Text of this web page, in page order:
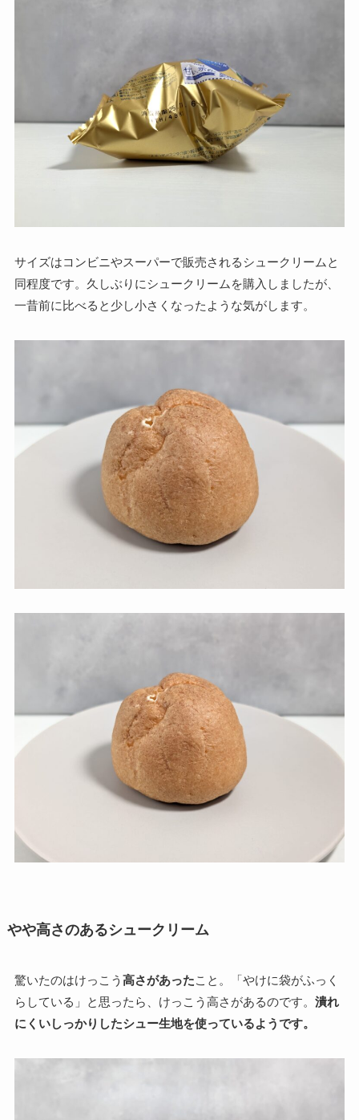
サイズはコンビニやスーパーで販売されるシュークリームと
同程度です。久しぶりにシュークリームを購入しましたが、
一昔前に比べると少し小さくなったような気がします。
やや高さのあるシュークリーム
驚いたのはけっこう 高さがあったこと。「やけに袋がふっく
らしている」と思ったら、けっこう高さがあるのです。 潰れ
にくいしっかりしたシュー生地を使っているようです。